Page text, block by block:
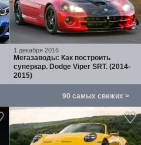
1 декабря 2016
Мегазаводы: Как построить
суперкар. Dodge Viper SRT. (2014-
2015)
90 самых свежих >